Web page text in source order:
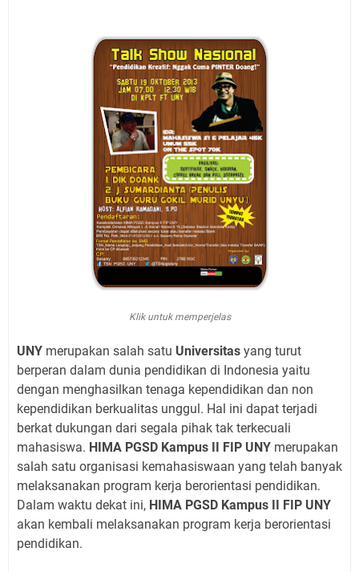
Klik untuk memperjelas
UNY merupakan salah satu Universitas yang turut
berperan dalam dunia pendidikan di Indonesia yaitu
dengan menghasilkan tenaga kependidikan dan non
kependidikan berkualitas unggul. Hal ini dapat terjadi
berkat dukungan dari segala pihak tak terkecuali
mahasiswa. HIMA PGSD Kampus II FIP UNY merupakan
salah satu organisasi kemahasiswaan yang telah banyak
melaksanakan program kerja berorientasi pendidikan.
Dalam waktu dekat ini, HIMA PGSD Kampus II FIP UNY
akan kembali melaksanakan program kerja berorientasi
pendidikan.